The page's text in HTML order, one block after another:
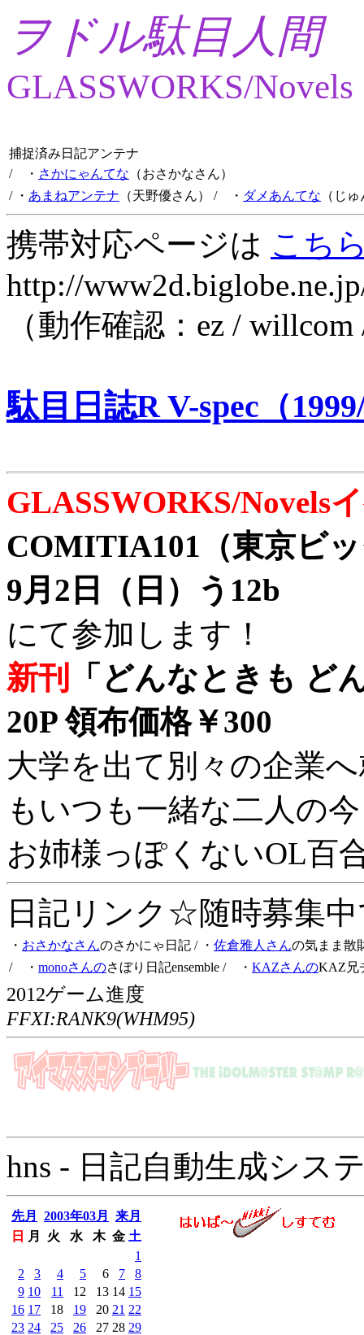
ヲドル駄目人間
GLASSWORKS/Novels
捕捉済み日記アンテナ
/ ・ さかにゃんてな （おさかなさん）
/ ・ あまねアンテナ （天野優さん） / ・ ダメあんてな （じ
携帯対応ページは こち
http://
（動作確認：ez /
駄目日誌R V-spec（
GLASSWORKS/Novels
COMITIA101（東京ビ
9月2日（日）う12b
にて参加します！
新刊
「どんなときも ど
20P 領布価格￥300
大学を出て別々の企業
もいつも一緒な二人の
お姉様っぽくないOL百
日記リンク☆随時募集
・ おさかなさんのさかにゃ日記 / ・ 佐倉雅人さんの気まま散
/ ・ monoさんのさぼり日記ensemble / ・ KAZさんのKAZ兄
2012ゲーム進度
FFXI:RANK9(WHM95)
hns - 日記自動生成シス
先月 2003年03月
来月
日
月 火 水 木 金 土
1
2
3 4 5 6 7
8
9 10 11 12 13 14 15
16 17 18 19 20 21 22
23 24 25 26 27 28 29